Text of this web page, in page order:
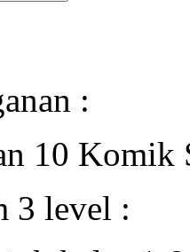
:
10 Komik
3 level :